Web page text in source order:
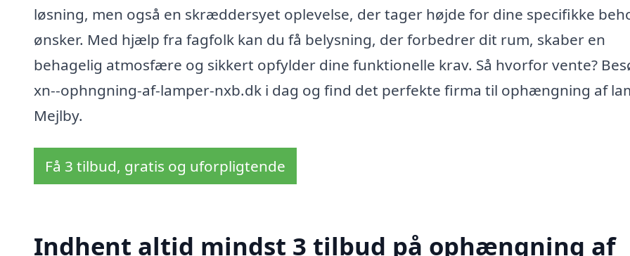
løsning, men også en skræddersyet oplevelse, der tager højde for dine specifikke
ønsker. Med hjælp fra fagfolk kan du få belysning, der forbedrer dit rum, skaber en
behagelig atmosfære og sikkert opfylder dine funktionelle krav. Så hvorfor vente?
xn--ophngning-af-lamper-nxb.dk i dag og find det perfekte firma til ophængning af
Mejlby.
Få 3 tilbud, gratis og uforpligtende
Indhent altid mindst 3 tilbud på ophængning af